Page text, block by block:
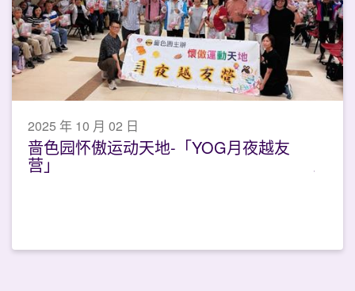
2025 年 10 月 02 日
啬色园怀傲运动天地-「YOG月夜越友
营」